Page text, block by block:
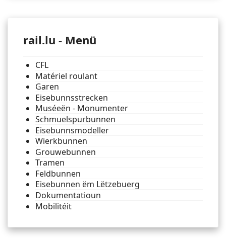
rail.lu - Menü
CFL
Matériel roulant
Garen
Eisebunnsstrecken
Muséeën - Monumenter
Schmuelspurbunnen
Eisebunnsmodeller
Wierkbunnen
Grouwebunnen
Tramen
Feldbunnen
Eisebunnen ëm Lëtzebuerg
Dokumentatioun
Mobilitéit